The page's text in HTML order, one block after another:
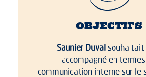
OBJECTIFS
Saunier Duvalsouhaitait
accompagné en
communication interne sur le